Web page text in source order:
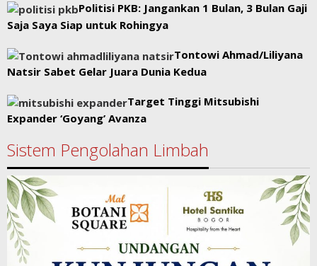
Politisi PKB: Jangankan 1 Bulan, 3 Bulan Gaji
Saja Saya Siap untuk Rohingya
Tontowi Ahmad/Liliyana
Natsir Sabet Gelar Juara Dunia Kedua
Target Tinggi Mitsubishi
Expander ‘Goyang’ Avanza
Sistem Pengolahan Limbah